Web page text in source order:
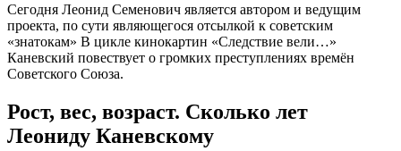
Сегодня Леонид Семенович является автором и ведущим
проекта, по сути являющегося отсылкой к советским
«знатокам» В цикле кинокартин «Следствие вели…»
Каневский повествует о громких преступлениях времён
Советского Союза.
Рост, вес, возраст. Сколько лет
Леониду Каневскому